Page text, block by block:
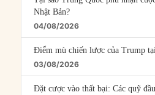
Nhật Bản?
04/08/2026
Điểm mù chiến lược của Trump
03/08/2026
Đặt cược vào thất bại: Các quỹ